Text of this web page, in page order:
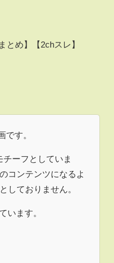
とめ】【2chスレ】
です。
ーフとしていま
コンテンツになるよ
しておりません。
います。